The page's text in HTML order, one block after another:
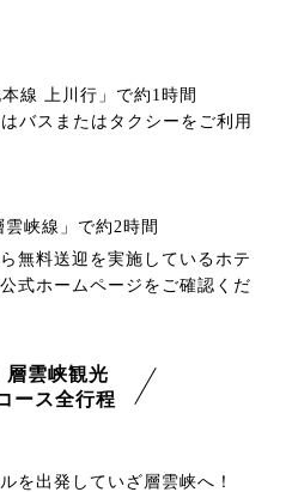
本線 上川行」で約1時間
バスまたはタクシーをご利用
峡線」で約2時間
無料送迎を実施しているホテ
式ホームページをご確認くだ
層雲峡観光
ース全行程
を出発していざ層雲峡へ！